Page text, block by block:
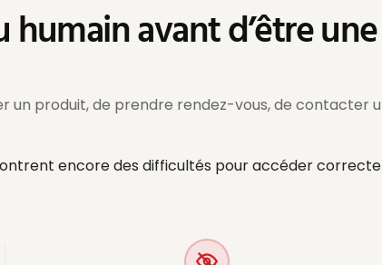
humain avant d’être
un produit, de prendre rendez-vous, de contacter
encore des difficultés pour accéder